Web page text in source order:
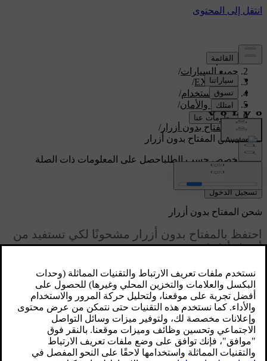
الدعم/
جميع السيارات/
EX90 2026
/
دليل الاستخدام/
الدخول والأمان/
المفاتيح/
المفتاح بدون أزرار/
شحن المفتاح بدون أزرار
دعم مخصص حسب الطلباحصل على المعلومات ذات الصلة
بسيارتك الخاصة.
تسجيل الدخول
محدّث ٣١‏/١٠‏/٢٠٢٥
شحن المفتاح بدون أزرار
احتفظ بالمفتاح بدون أزرار مشحونًا لكي تستفيد من
أفضل أداء له.
‏مستوى شحن البطارية
يمكنك الاطلاع على حالة البطارية لأي مفتاح بدون أزرار متصلفي
عرض حالة السيارة.
مؤشرات بطارية المفتاح بدون أزرار